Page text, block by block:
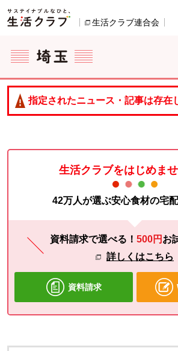
ページの先頭です。
生活クラブ連合会
ここからサイト内共通メニューです。
サイト内共通メニューをスキップする
サイト内共通メニューここまで。
指定されたニュース・記事は存在
生活クラブをはじめま
42万人が選ぶ安心食材の宅
資料請求で選べる！ 500円 お
詳しくはこちら
資料請求